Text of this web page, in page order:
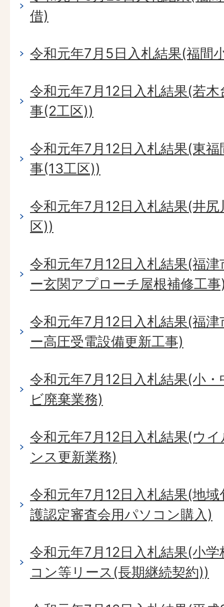
借)
令和元年7月5日入札結果(福間
令和元年7月12日入札結果(若
事(2工区))
令和元年7月12日入札結果(東
事(13工区))
令和元年7月12日入札結果(井
区))
令和元年7月12日入札結果(福
ー玄関アプローチ屋根補修工
令和元年7月12日入札結果(福
ー高圧受電設備更新工事)
令和元年7月12日入札結果(小
ビ廃棄業務)
令和元年7月12日入札結果(ウ
ンス更新業務)
令和元年7月12日入札結果(地
護認定審査会用パソコン購入)
令和元年7月12日入札結果(小
コン等リース(長期継続契約))